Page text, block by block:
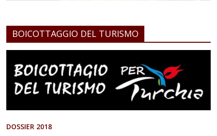
BOICOTTAGGIO DEL TURISMO
DOSSIER 2018